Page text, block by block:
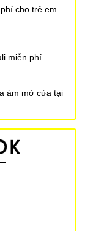
cho trẻ em
miễn phí
ám mở cửa tại
Shibuya and
8000 quả